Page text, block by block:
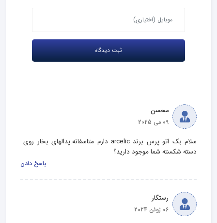
محسن
09 می 2025
سلام بک اتو پرس برند arcelic دارم متاسفانه.پدالهای بخار روی
دسته شکسته شما موجود دارید؟
پاسخ دادن
رستگار
06 ژوئن 2024